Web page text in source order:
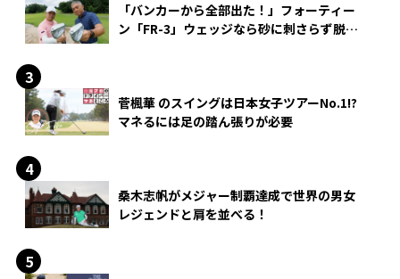
「バンカーから全部出た！」フォーティー
ン「FR-3」ウェッジなら砂に刺さらず脱出
菅楓華 のスイングは日本女子ツアーNo.1!?
マネるには足の踏ん張りが必要
桑木志帆がメジャー制覇達成で世界の男女
レジェンドと肩を並べる！